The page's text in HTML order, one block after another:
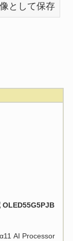
として保存
OLED55G5PJB
α11 AI Processor